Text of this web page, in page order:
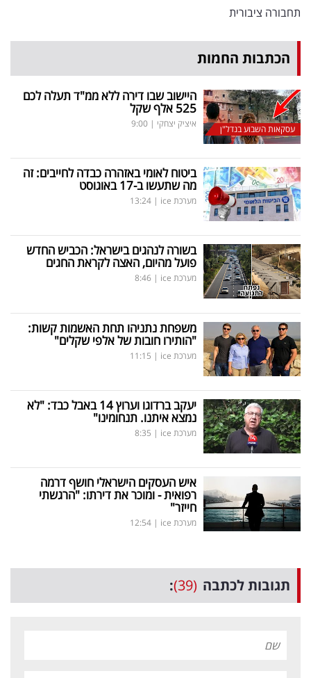
תחבורה ציבורית
הכתבות החמות
עסקאות השבוע בנדל"ן
היישוב שבו דירה ללא ממ"ד תעלה לכם
525 אלף שקל
איציק יצחקי |
9:00
ביטוח לאומי באזהרה כבדה לחייבים: זה
מה שתעשו ב-17 באוגוסט
מערכת ice |
13:24
בשורה לנהגים בישראל: הכביש החדש
פועל מהיום, האצה לקראת החגים
מערכת ice |
8:46
משפחת נתניהו תחת האשמות קשות:
"הותירו חובות של אלפי שקלים"
מערכת ice |
11:15
יעקב ברדוגו וערוץ 14 באבל כבד: "לא
נמצא איתנו. תנחומינו"
מערכת ice |
8:35
איש העסקים הישראלי חושף דרמה
רפואית - ומוכר את דירתו: "הרגשתי
חייזר"
מערכת ice |
12:54
תגובות לכתבה (39)
: